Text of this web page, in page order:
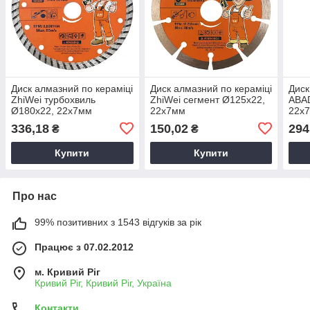
Диск алмазний по кераміці
ZhiWei турбохвиль
Ø180х22, 22х7мм
336,18 ₴
Купити
Диск алмазний по кераміці
ZhiWei сегмент Ø125х22,
22х7мм
150,02₴
Купити
Про нас
99% позитивних з 1543 відгуків за рік
Працює з 07.02.2012
м. Кривий Ріг
Кривий Ріг, Кривий Ріг, Україна